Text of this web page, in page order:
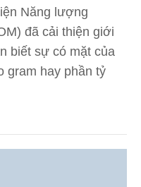
Năng lượng
đã cải thiện giới
biết sự có mặt của
gram hay phần tỷ